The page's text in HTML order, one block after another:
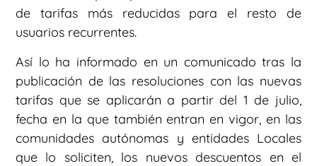
de tarifas más reducidas para el resto de
usuarios recurrentes.
Así lo ha informado en un comunicado tras la
publicación de las resoluciones con las nuevas
tarifas que se aplicarán a partir del 1 de julio,
fecha en la que también entran en vigor, en las
comunidades autónomas y entidades Locales
que lo soliciten, los nuevos descuentos en el